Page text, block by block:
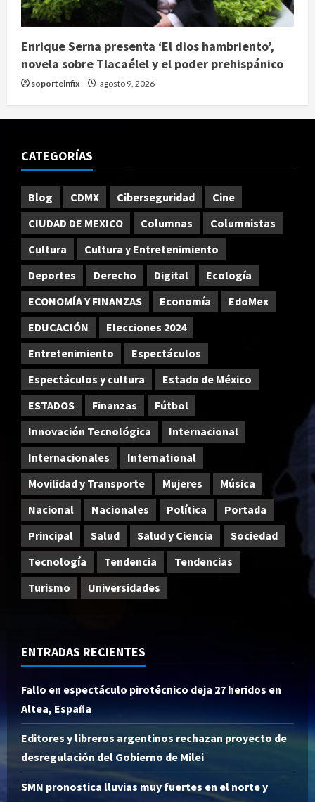
Enrique Serna presenta ‘El dios hambriento’,
novela sobre Tlacaélel y el poder prehispánico
soporteinfix agosto 9, 2026
CATEGORÍAS
Blog CDMX Ciberseguridad
Cine
CIUDAD DE MEXICO
Columnas
Columnistas
Cultura
Cultura y Entretenimiento
Deportes
Derecho Digital
Ecología
ECONOMÍA Y FINANZAS
Economía
EdoMex
EDUCACIÓN
Elecciones 2024
Entretenimiento
Espectáculos
Espectáculos y cultura
Estado de México
ESTADOS
Finanzas
Fútbol
Innovación Tecnológica
Internacional
Internacionales
International
Movilidad y Transporte
Mujeres
Música
Nacional
Nacionales Política
Portada
Principal
Salud Salud y Ciencia
Sociedad
Tecnología
Tendencia
Tendencias
Turismo
Universidades
ENTRADAS RECIENTES
Fallo en espectáculo pirotécnico deja 27 heridos en
Altea, España
Editores y libreros argentinos rechazan proyecto de
desregulación del Gobierno de Milei
SMN pronostica lluvias muy fuertes en el norte y